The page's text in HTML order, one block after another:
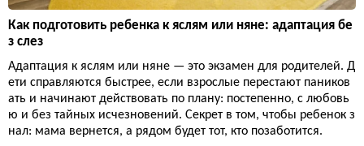
Как подготовить ребенка к яслям или няне: адаптация бе
з слез
Адаптация к яслям или няне — это экзамен для родителей. Д
ети справляются быстрее, если взрослые перестают паников
ать и начинают действовать по плану: постепенно, с любовь
ю и без тайных исчезновений. Секрет в том, чтобы ребенок з
нал: мама вернется, а рядом будет тот, кто позаботится.